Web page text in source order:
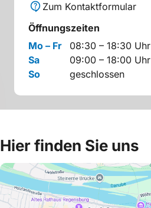
Zum Kontaktformular
Öffnungszeiten
Mo – Fr
08:30 – 18:30 Uhr
Sa
09:00 – 18:00 Uhr
So
geschlossen
Hier finden Sie uns